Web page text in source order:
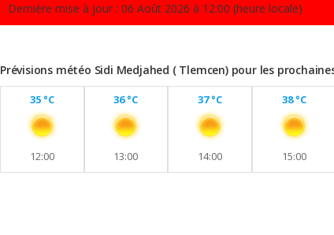
Dernière mise à jour : 06 Août 2026 à 12:00 (heure locale)
Prévisions météo Sidi Medjahed ( Tlemcen) pour les
35 °C
12:00
36 °C
13:00
37 °C
14:00
38 °C
15:00